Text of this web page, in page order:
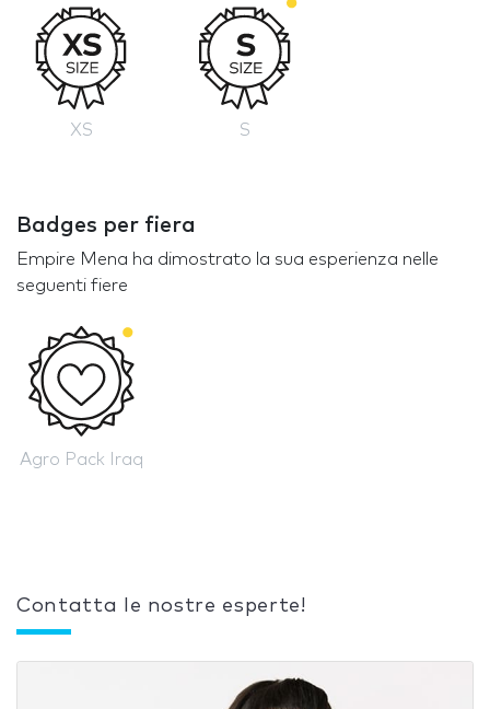
XS S
Badges per fiera
Empire Mena ha dimostrato la sua esperienza nelle
seguenti fiere
Agro Pack Iraq
Contatta le nostre esperte!